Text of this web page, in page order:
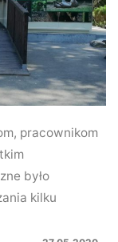
pracownikom
było
kilku